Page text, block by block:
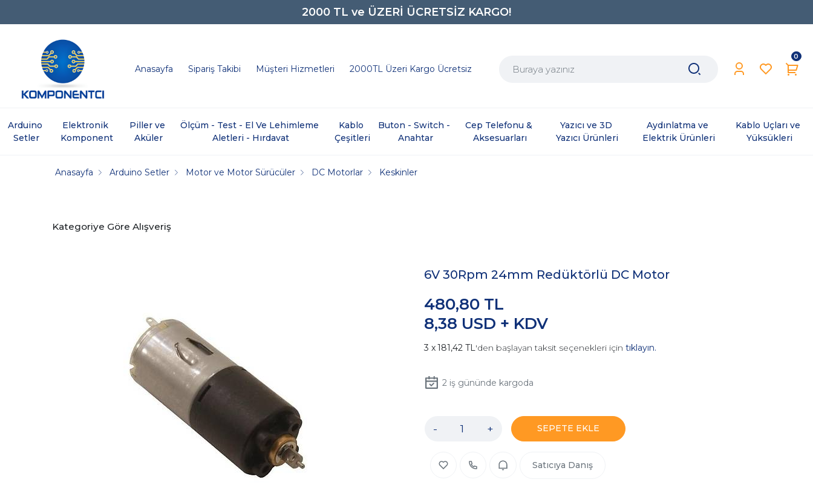
2000 TL ve ÜZERİ ÜCRETSİZ KARGO!
0850 242 0734
Anasayfa Sipariş Takibi Müşteri Hizmetleri 2000TL Üzeri Kargo Ücretsiz
0
Arduino
Setler
Elektronik
Komponent
Piller ve
Aküler
Ölçüm - Test - El Ve Lehimleme
Aletleri - Hırdavat
Kablo
Çeşitleri
Buton - Switch -
Anahtar
Cep Telefonu &
Aksesuarları
Yazıcı ve 3D
Yazıcı Ürünleri
Aydınlatma ve
Elektrik Ürünleri
Kablo Uçları ve
Yüksükleri
Anasayfa Arduino Setler Motor ve Motor Sürücüler DC Motorlar Keskinler
Kategoriye Göre Alışveriş
6V 30Rpm 24mm Redüktörlü DC Motor
8,38 USD + KDV
480,80 TL
181,42 TL'den başlayan taksit seçenekleri için tıklayın.
2iş gününde kargoda
- + SEPETE EKLE
Satıcıya Danış